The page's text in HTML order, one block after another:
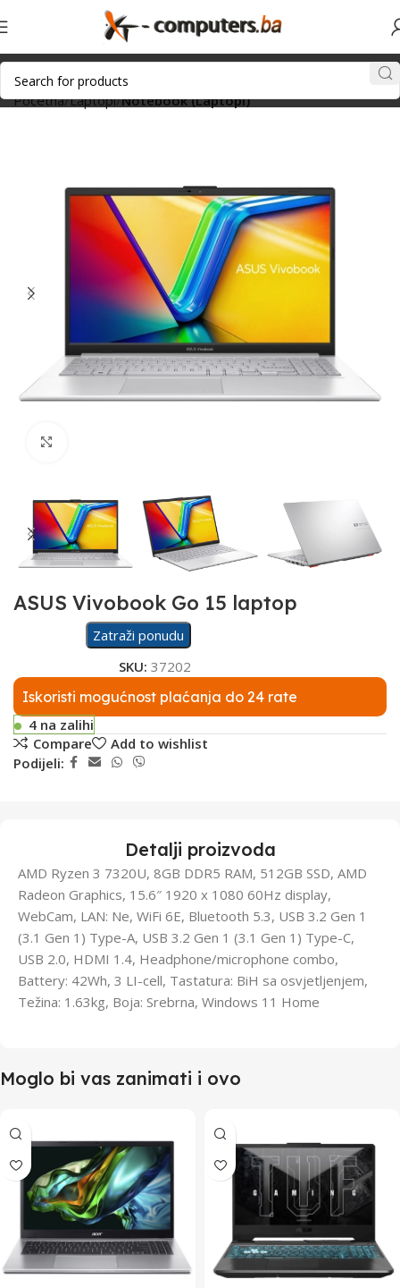
Početna Laptopi Notebook (Laptopi)
ASUS Vivobook Go 15 laptop
Zatraži ponudu
SKU: 37202
Iskoristi mogućnost plaćanja do 24 rate
4 na zalihi
Compare
Add to wishlist
Podijeli:
Detalji proizvoda
AMD Ryzen 3 7320U, 8GB DDR5 RAM, 512GB SSD, AMD
Radeon Graphics, 15.6″ 1920 x 1080 60Hz display,
WebCam, LAN: Ne, WiFi 6E, Bluetooth 5.3, USB 3.2 Gen 1
(3.1 Gen 1) Type-A, USB 3.2 Gen 1 (3.1 Gen 1) Type-C,
USB 2.0, HDMI 1.4, Headphone/microphone combo,
Battery: 42Wh, 3 LI-cell, Tastatura: BiH sa osvjetljenjem,
Težina: 1.63kg, Boja: Srebrna, Windows 11 Home
Moglo bi vas zanimati i ovo